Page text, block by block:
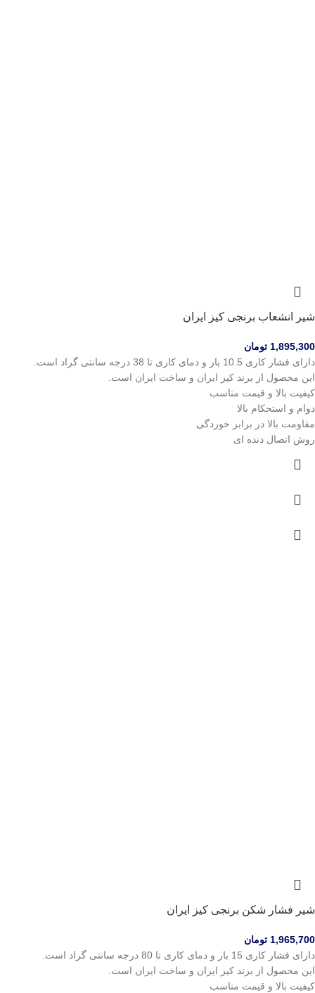
شیر انشعاب برنجی کیز ایران
1,895,300 تومان
دارای فشار کاری 10.5 بار و دمای کاری تا 38 درجه سانتی گراد است.
این محصول از برند کیز ایران و ساخت ایران است.
کیفیت بالا و قیمت مناسب
دوام و استحکام بالا
مقاومت بالا در برابر خوردگی
روش اتصال دنده ای
شیر فشار شکن برنجی کیز ایران
1,965,700 تومان
دارای فشار کاری 15 بار و دمای کاری تا 80 درجه سانتی گراد است.
این محصول از برند کیز ایران و ساخت ایران است.
کیفیت بالا و قیمت مناسب